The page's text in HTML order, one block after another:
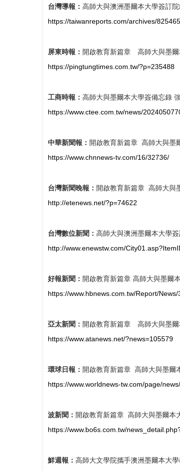
台灣導報： 高師大與澳洲墨爾本大學簽訂
https://taiwanreports.com/archives/825465
屏東時報： 開啟教育新篇章 高師大與墨
https://pingtungtimes.com.tw/?p=235488
工商時報： 高師大與墨爾本大學簽備忘錄
https://www.ctee.com.tw/news/
中華新聞報： 開啟教育新篇章 高師大與墨
https://www.chnnews-tv.com/16/32736/
台灣新聞晚報： 開啟教育新篇章 高師大與
http://etenews.net/?p=74622
台灣數位新聞： 高師大與澳洲墨爾本大學
http://www.enewstw.com/
好報新聞： 開啟教育新篇章 高師大與墨爾
https://www.hbnews.com.tw/Report/
亞太新聞： 開啟教育新篇章 高師大與墨
https://www.atanews.net/?news=105579
環球日報： 開啟教育新篇章 高師大與墨爾
https://www.worldnews-tw.com/page/
波新聞： 開啟教育新篇章 高師大與墨爾本
https://www.bo6s.com.tw/
鮮週報： 高師大文學院攜手澳洲墨爾本大